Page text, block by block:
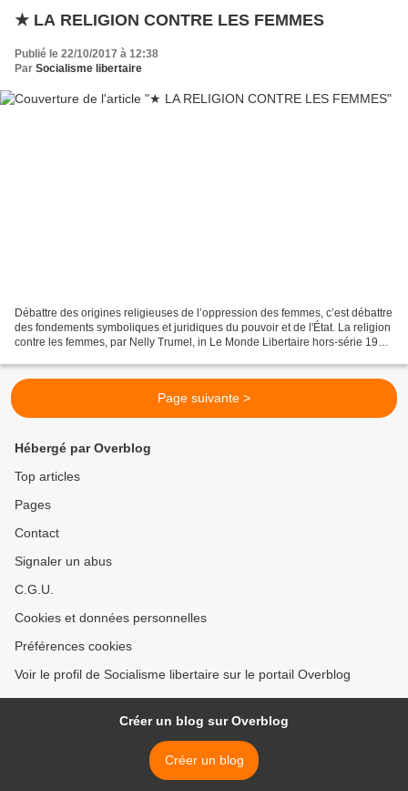
★ LA RELIGION CONTRE LES FEMMES
Publié le 22/10/2017 à 12:38
Par Socialisme libertaire
Débattre des origines religieuses de l’oppression des femmes, c’est débattre
des fondements symboliques et juridiques du pouvoir et de l'État. La religion
contre les femmes, par Nelly Trumel, in Le Monde Libertaire hors-série 1998.
Page suivante >
Hébergé par Overblog
Top articles
Pages
Contact
Signaler un abus
C.G.U.
Cookies et données personnelles
Préférences cookies
Voir le profil de Socialisme libertaire sur le portail Overblog
Créer un blog sur Overblog
Créer un blog